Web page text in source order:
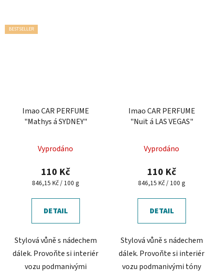
BESTSELLER
Imao CAR PERFUME
"Mathys á SYDNEY"
Vyprodáno
110 Kč
Měrná
846,15 Kč / 100 g
DETAIL
Stylová vůně s nádechem
dálek. Provoňte si interiér
vozu podmanivými
Imao CAR PERFUME
"Nuit á LAS VEGAS"
hodnocení
produktu
je
z
Vyprodáno
110 Kč
Měrná
846,15 Kč / 100 g
DETAIL
Stylová vůně s nádechem
dálek. Provoňte si interiér
vozu podmanivými tóny